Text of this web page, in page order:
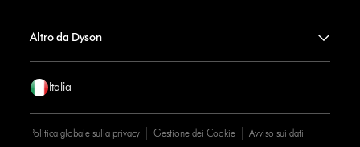
Altro da Dyson
Italia
Politica globale sulla privacy Gestione dei Cookie Avviso sui dati